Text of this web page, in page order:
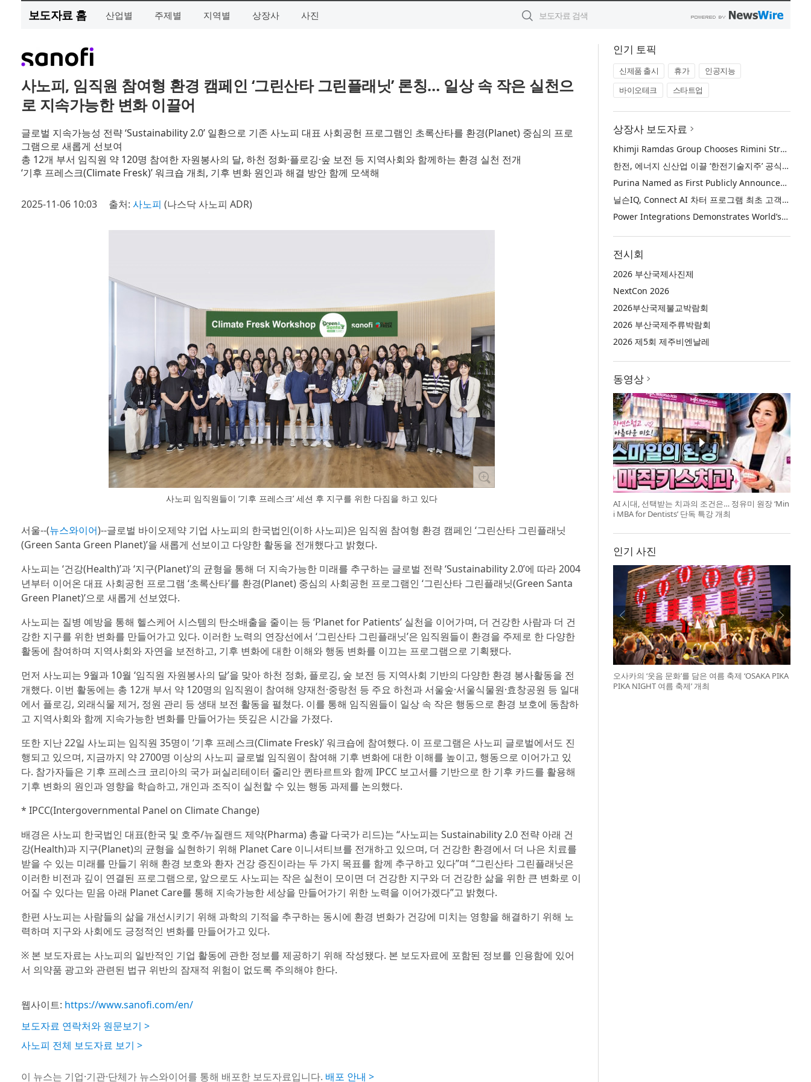
보도자료 홈 산업별 주제별 지역별 상장사 사진
사노피, 임직원 참여형 환경 캠페인 ‘그린산타 그린플래닛’ 론칭… 일상 속 작은 실천으
로 지속가능한 변화 이끌어
글로벌 지속가능성 전략 ‘Sustainability 2.0’ 일환으로 기존 사노피 대표 사회공헌 프로그램인 초록산타를 환경(Planet) 중심의 프로
그램으로 새롭게 선보여
총 12개 부서 임직원 약 120명 참여한 자원봉사의 달, 하천 정화·플로깅·숲 보전 등 지역사회와 함께하는 환경 실천 전개
‘기후 프레스크(Climate Fresk)’ 워크숍 개최, 기후 변화 원인과 해결 방안 함께 모색해
2025-11-06 10:03 출처: 사노피 (나스닥 사노피 ADR)
사노피 임직원들이 ‘기후 프레스크’ 세션 후 지구를 위한 다짐을 하고 있다
서울--(뉴스와이어)--글로벌 바이오제약 기업 사노피의 한국법인(이하 사노피)은 임직원 참여형 환경 캠페인 ‘그린산타 그린플래닛
(Green Santa Green Planet)’을 새롭게 선보이고 다양한 활동을 전개했다고 밝혔다.
사노피는 ‘건강(Health)’과 ‘지구(Planet)’의 균형을 통해 더 지속가능한 미래를 추구하는 글로벌 전략 ‘Sustainability 2.0’에 따라 2004
년부터 이어온 대표 사회공헌 프로그램 ‘초록산타’를 환경(Planet) 중심의 사회공헌 프로그램인 ‘그린산타 그린플래닛(Green Santa
Green Planet)’으로 새롭게 선보였다.
사노피는 질병 예방을 통해 헬스케어 시스템의 탄소배출을 줄이는 등 ‘Planet for Patients’ 실천을 이어가며, 더 건강한 사람과 더 건
강한 지구를 위한 변화를 만들어가고 있다. 이러한 노력의 연장선에서 ‘그린산타 그린플래닛’은 임직원들이 환경을 주제로 한 다양한
활동에 참여하며 지역사회와 자연을 보전하고, 기후 변화에 대한 이해와 행동 변화를 이끄는 프로그램으로 기획됐다.
먼저 사노피는 9월과 10월 ‘임직원 자원봉사의 달’을 맞아 하천 정화, 플로깅, 숲 보전 등 지역사회 기반의 다양한 환경 봉사활동을 전
개했다. 이번 활동에는 총 12개 부서 약 120명의 임직원이 참여해 양재천·중랑천 등 주요 하천과 서울숲·서울식물원·효창공원 등 일대
에서 플로깅, 외래식물 제거, 정원 관리 등 생태 보전 활동을 펼쳤다. 이를 통해 임직원들이 일상 속 작은 행동으로 환경 보호에 동참하
고 지역사회와 함께 지속가능한 변화를 만들어가는 뜻깊은 시간을 가졌다.
또한 지난 22일 사노피는 임직원 35명이 ‘기후 프레스크(Climate Fresk)’ 워크숍에 참여했다. 이 프로그램은 사노피 글로벌에서도 진
행되고 있으며, 지금까지 약 2700명 이상의 사노피 글로벌 임직원이 참여해 기후 변화에 대한 이해를 높이고, 행동으로 이어가고 있
다. 참가자들은 기후 프레스크 코리아의 국가 퍼실리테이터 줄리안 퀸타르트와 함께 IPCC 보고서를 기반으로 한 기후 카드를 활용해
기후 변화의 원인과 영향을 학습하고, 개인과 조직이 실천할 수 있는 행동 과제를 논의했다.
* IPCC(Intergovernmental Panel on Climate Change)
배경은 사노피 한국법인 대표(한국 및 호주/뉴질랜드 제약(Pharma) 총괄 다국가 리드)는 “사노피는 Sustainability 2.0 전략 아래 건
강(Health)과 지구(Planet)의 균형을 실현하기 위해 Planet Care 이니셔티브를 전개하고 있으며, 더 건강한 환경에서 더 나은 치료를
받을 수 있는 미래를 만들기 위해 환경 보호와 환자 건강 증진이라는 두 가지 목표를 함께 추구하고 있다”며 “그린산타 그린플래닛은
이러한 비전과 깊이 연결된 프로그램으로, 앞으로도 사노피는 작은 실천이 모이면 더 건강한 지구와 더 건강한 삶을 위한 큰 변화로 이
어질 수 있다는 믿음 아래 Planet Care를 통해 지속가능한 세상을 만들어가기 위한 노력을 이어가겠다”고 밝혔다.
한편 사노피는 사람들의 삶을 개선시키기 위해 과학의 기적을 추구하는 동시에 환경 변화가 건강에 미치는 영향을 해결하기 위해 노
력하며 지구와 사회에도 긍정적인 변화를 만들어가고 있다.
※ 본 보도자료는 사노피의 일반적인 기업 활동에 관한 정보를 제공하기 위해 작성됐다. 본 보도자료에 포함된 정보를 인용함에 있어
서 의약품 광고와 관련된 법규 위반의 잠재적 위험이 없도록 주의해야 한다.
웹사이트: https://www.sanofi.com/en/
보도자료 연락처와 원문보기 >
사노피 전체 보도자료 보기 >
이 뉴스는 기업·기관·단체가 뉴스와이어를 통해 배포한 보도자료입니다. 배포 안내 >
인기 토픽
신제품 출시 휴가
인공지능
바이오테크
스타트업
상장사 보도자료
Khimji Ramdas Group Chooses Rimini Street to Reduce SAP Support Costs, Protect 700+ Customizations and Reinvest Savings in Innovation
한전, 에너지 신산업 이끌 ‘한전기술지주’ 공식 출범
Purina Named as First Publicly Announced NIQ ConnectAI Charter Client
닐슨IQ, Connect AI 차터 프로그램 최초 고객사 ‘퓨리나’ 선정
Power Integrations Demonstrates World’s First 2200 V GaN Technology for Next-Era High-Voltage Power Systems
전시회
2026 부산국제사진제
NextCon 2026
2026부산국제불교박람회
2026 부산국제주류박람회
2026 제5회 제주비엔날레
동영상
AI 시대, 선택받는 치과의 조건은… 정유미 원장 ‘Min
i MBA for Dentists’ 단독 특강 개최
인기 사진
오사카의 ‘웃음 문화’를 담은 여름 축제 ‘OSAKA PIKA
PIKA NIGHT 여름 축제’ 개최